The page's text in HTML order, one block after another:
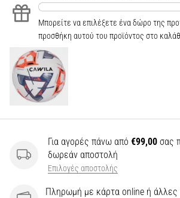
Μπορείτε να επιλέξετε ένα δώρο της
προσθήκη αυτού του προϊόντος στο
Για αγορές πάνω από €99,00 σας
δωρεάν αποστολή
Επιλογές αποστολής
Πληρωμή με κάρτα online ή